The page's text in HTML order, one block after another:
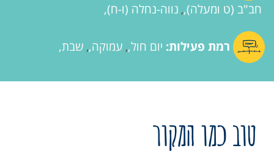
חב"ב (ט ומעלה) , נווה-נחלה (ו-ח)
רמת פעילות: יום חול , עמוקה , שבת
טוב כמו המקור